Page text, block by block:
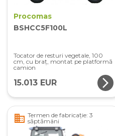
Procomas
BSHCC5F100L
Tocator de resturi vegetale, 100
cm, cu braț, montat pe platformă
camion
15.013 EUR arrow_forward_ios
business Termen de fabricație: 3
săptămâni